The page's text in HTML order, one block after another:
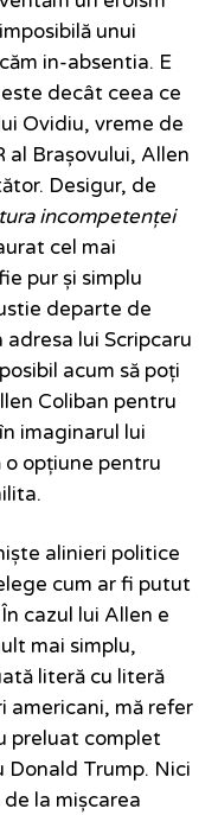
unui
in-absentia. E
decât ceea ce
Ovidiu, vreme de
al Brașovului, Allen
Desigur, de
incompetenței
cel mai
pur și simplu
departe de
lui Scripcaru
acum să poți
Coliban pentru
imaginarul lui
o opțiune pentru
alinieri politice
cum ar fi putut
cazul lui Allen e
mai simplu,
literă cu literă
americani, mă refer
preluat complet
Trump. Nici
la mișcarea